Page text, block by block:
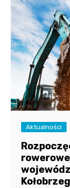
Aktualności